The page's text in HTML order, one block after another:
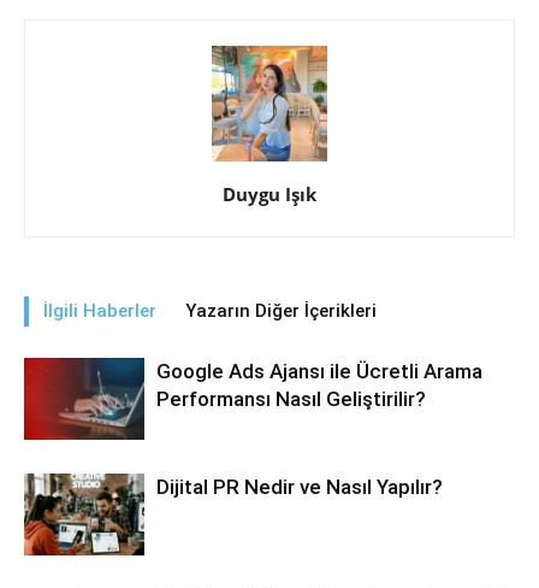
Duygu Işık
İlgili Haberler Yazarın Diğer İçerikleri
Google Ads Ajansı ile Ücretli Arama
Performansı Nasıl Geliştirilir?
Dijital PR Nedir ve Nasıl Yapılır?